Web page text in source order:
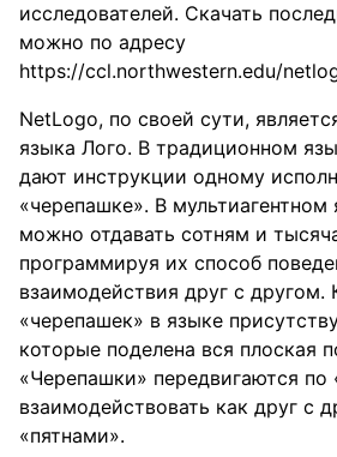
исследователей. Скачать
можно по адресу
https://ccl.northwestern.edu/
NetLogo, по своей сути,
языка Лого. В традиционном
дают инструкции одному
«черепашке». В
можно отдавать сотням и
программируя их способ
взаимодействия друг с
«черепашек» в языке
которые поделена вся плоская
«Черепашки» передвигаются по
взаимодействовать как друг с
«пятнами».